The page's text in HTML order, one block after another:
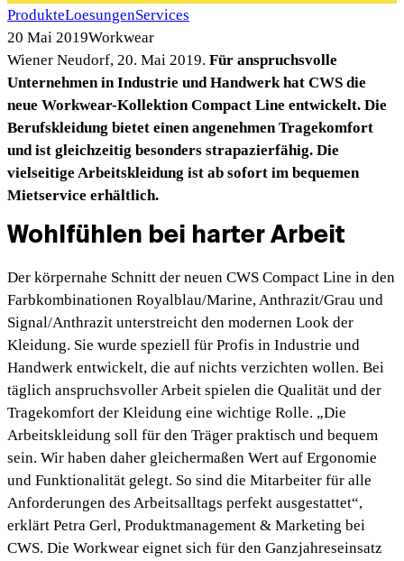
ProdukteLoesungenServices
20 Mai 2019Workwear
Wiener Neudorf, 20. Mai 2019. Für anspruchsvolle
Unternehmen in Industrie und Handwerk hat CWS die
neue Workwear-Kollektion Compact Line entwickelt. Die
Berufskleidung bietet einen angenehmen Tragekomfort
und ist gleichzeitig besonders strapazierfähig. Die
vielseitige Arbeitskleidung ist ab sofort im bequemen
Mietservice erhältlich.
Wohlfühlen bei harter Arbeit
Der körpernahe Schnitt der neuen CWS Compact Line in den
Farbkombinationen Royalblau/Marine, Anthrazit/Grau und
Signal/Anthrazit unterstreicht den modernen Look der
Kleidung. Sie wurde speziell für Profis in Industrie und
Handwerk entwickelt, die auf nichts verzichten wollen. Bei
täglich anspruchsvoller Arbeit spielen die Qualität und der
Tragekomfort der Kleidung eine wichtige Rolle. „Die
Arbeitskleidung soll für den Träger praktisch und bequem
sein. Wir haben daher gleichermaßen Wert auf Ergonomie
und Funktionalität gelegt. So sind die Mitarbeiter für alle
Anforderungen des Arbeitsalltags perfekt ausgestattet“,
erklärt Petra Gerl, Produktmanagement & Marketing bei
CWS. Die Workwear eignet sich für den Ganzjahreseinsatz